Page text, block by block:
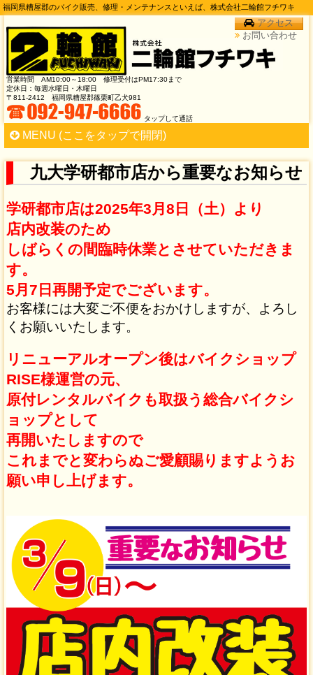
福岡県糟屋郡のバイク販売、修理・メンテナンスといえば、株式会社二輪館フチワキ
アクセス
お問い合わせ
営業時間 AM10:00～18:00 修理受付はPM17:30まで
定休日：毎週水曜日・木曜日
〒811-2412 福岡県糟屋郡篠栗町乙犬981
タップして通話
MENU (ここをタップで開閉)
トップページ
修理のご相談
車 検
ギャラリー・イベント
店舗紹介（本店）
BLOG・最新情報
九大学研都市店から重要なお知らせ
学研都市店は2025年3月8日（土）より
店内改装のため
しばらくの間臨時休業とさせていただきま
す。
5月7日再開予定でございます。
お客様には大変ご不便をおかけしますが、よろし
くお願いいたします。
リニューアルオープン後はバイクショップ
RISE様運営の元、
原付レンタルバイクも取扱う総合バイクシ
ョップとして
再開いたしますので
これまでと変わらぬご愛顧賜りますようお
願い申し上げます。